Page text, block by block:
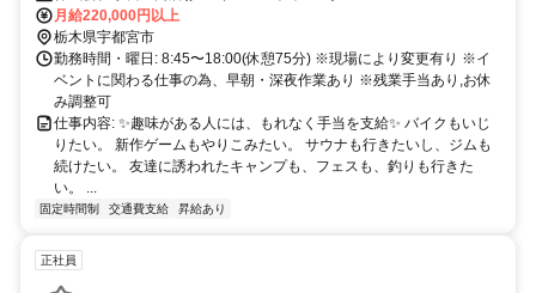
月給220,000円以上
栃木県宇都宮市
勤務時間・曜日: 8:45〜18:00(休憩75分) ※現場により変更有り ※イ
ベントに関わる仕事の為、早朝・深夜作業あり ※残業手当あり,お休
み調整可
仕事内容: ✨趣味がある人には、もれなく手当を支給✨ バイクもいじ
りたい。 新作ゲームもやりこみたい。 サウナも行きたいし、ジムも
続けたい。 友達に誘われたキャンプも、フェスも、釣りも行きた
い。 ...
固定時間制 交通費支給 昇給あり
正社員